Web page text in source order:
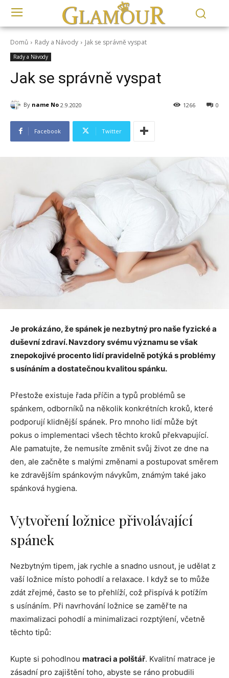
Domů Rady a Návody Jak se správně vyspat
Rady a Návody
Jak se správně vyspat
By name No 2.9.2020 0
1266
Facebook Twitter
Je prokázáno, že spánek je nezbytný pro naše fyzické a
duševní zdraví. Navzdory svému významu se však
znepokojivé procento lidí pravidelně potýká s problémy
s usínáním a dostatečnou kvalitou spánku.
Přestože existuje řada příčin a typů problémů se
spánkem, odborníků na několik konkrétních kroků, které
podporují klidnější spánek. Pro mnoho lidí může být
pokus o implementaci všech těchto kroků překvapující.
Ale pamatujte, že nemusíte změnit svůj život ze dne na
den, ale začněte s malými změnami a postupovat směrem
ke zdravějším spánkovým návykům, známým také jako
spánková hygiena.
Vytvoření ložnice přivolávající
spánek
Nezbytným tipem, jak rychle a snadno usnout, je udělat z
vaší ložnice místo pohodlí a relaxace. I když se to může
zdát zřejmé, často se to přehlíží, což přispívá k potížím
s usínáním. Při navrhování ložnice se zaměřte na
maximalizaci pohodlí a minimalizaci rozptýlení, včetně
těchto tipů:
Kupte si pohodlnou matraci a polštář. Kvalitní matrace je
zásadní pro zajištění toho, abyste se ráno probudili